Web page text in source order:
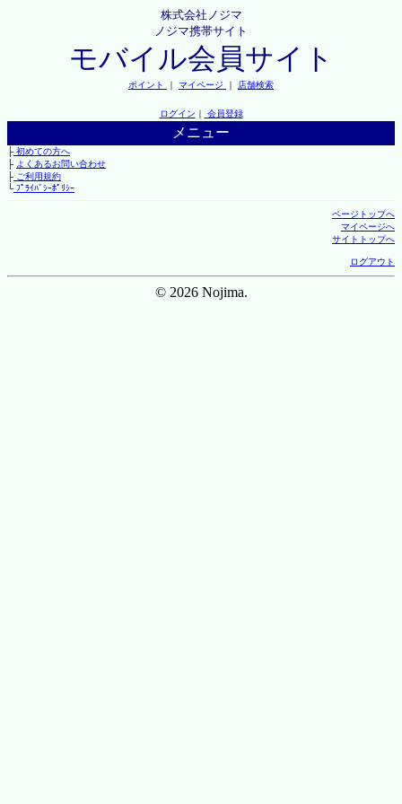
株式会社ノジマ
ノジマ携帯サイト
モバイル会員サイト
ポイント ｜ マイページ ｜ 店舗検索
ログイン ｜ 会員登録
メニュー
├初めての方へ
├ よくあるお問い合わせ
├ご利用規約
└ﾌﾟﾗｲﾊﾞｼｰﾎﾟﾘｼｰ
ページトップへ
マイページへ
サイトトップへ
ログアウト
© 2026 Nojima.